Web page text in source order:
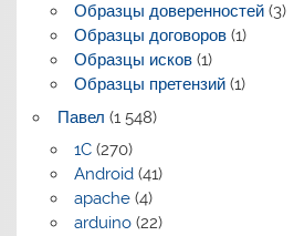
Образцы доверенностей(3)
Образцы договоров(1)
Образцы исков(1)
Образцы претензий(1)
Павел (1 548)
1C(270)
Android(41)
apache(4)
arduino(22)